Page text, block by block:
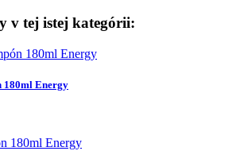
v tej istej kategórii:
180ml Energy